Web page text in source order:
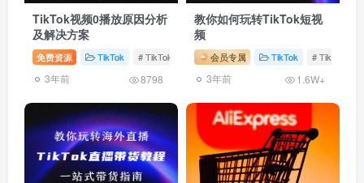
TikTok视频0播放原因分析
及解决方案
免费资源 TikTok # TikTok 0播 # TikTok风控 # TikTok限流
3年前 8798
教你如何玩转TikTok短视
频
会员专属 TikTok # TikTok短
3年前 1.6W+